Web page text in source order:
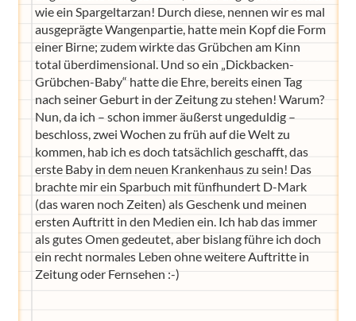
wie ein Spargeltarzan! Durch diese, nennen wir es mal
ausgeprägte Wangenpartie, hatte mein Kopf die Form
einer Birne; zudem wirkte das Grübchen am Kinn
total überdimensional. Und so ein „Dickbacken-
Grübchen-Baby“ hatte die Ehre, bereits einen Tag
nach seiner Geburt in der Zeitung zu stehen! Warum?
Nun, da ich – schon immer äußerst ungeduldig –
beschloss, zwei Wochen zu früh auf die Welt zu
kommen, hab ich es doch tatsächlich geschafft, das
erste Baby in dem neuen Krankenhaus zu sein! Das
brachte mir ein Sparbuch mit fünfhundert D-Mark
(das waren noch Zeiten) als Geschenk und meinen
ersten Auftritt in den Medien ein. Ich hab das immer
als gutes Omen gedeutet, aber bislang führe ich doch
ein recht normales Leben ohne weitere Auftritte in
Zeitung oder Fernsehen :-)